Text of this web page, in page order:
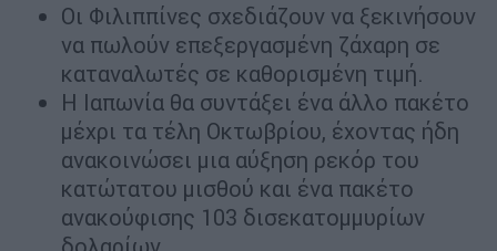
Οι Φιλιππίνες σχεδιάζουν να ξεκινήσουν
να πωλούν επεξεργασμένη ζάχαρη σε
καταναλωτές σε καθορισμένη τιμή.
Η Ιαπωνία θα συντάξει ένα άλλο πακέτο
μέχρι τα τέλη Οκτωβρίου, έχοντας ήδη
ανακοινώσει μια αύξηση ρεκόρ του
κατώτατου μισθού και ένα πακέτο
ανακούφισης 103 δισεκατομμυρίων